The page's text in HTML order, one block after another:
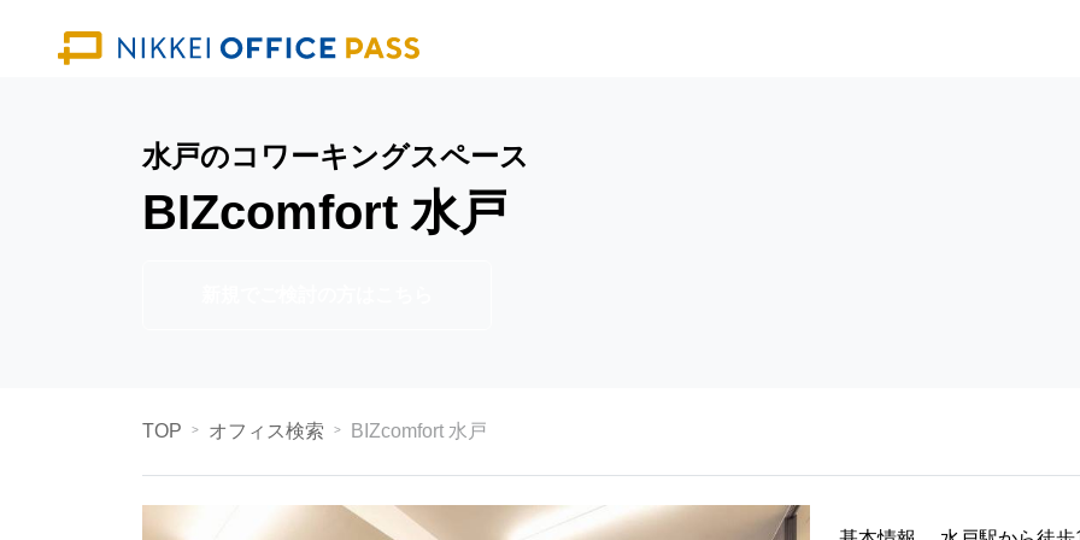
水戸のコワーキングスペース
BIZcomfort 水戸
TOP オフィス検索 BIZcomfort 水戸